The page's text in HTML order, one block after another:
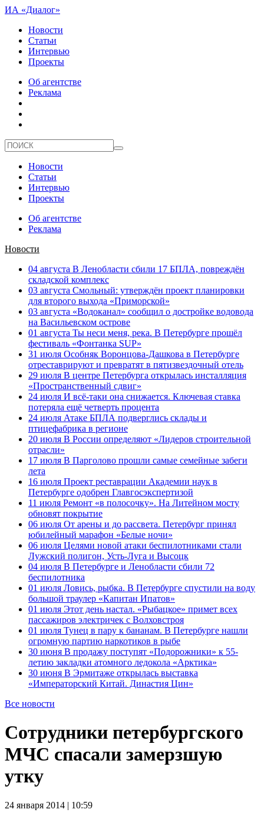
ИА «Диалог»
Новости
Статьи
Интервью
Проекты
Об агентстве
Реклама
Новости
Статьи
Интервью
Проекты
Об агентстве
Реклама
Новости
04 августа В Ленобласти сбили 17 БПЛА, повреждён
складской комплекс
03 августа Смольный: утверждён проект планировки
для второго выхода «Приморской»
03 августа «Водоканал» сообщил о достройке водовода
на Васильевском острове
01 августа Ты неси меня, река. В Петербурге прошёл
фестиваль «Фонтанка SUP»
31 июля Особняк Воронцова-Дашкова в Петербурге
отреставрируют и превратят в пятизвездочный отель
29 июля В центре Петербурга открылась инсталляция
«Пространственный сдвиг»
24 июля И всё-таки она снижается. Ключевая ставка
потеряла ещё четверть процента
24 июля Атаке БПЛА подверглись склады и
птицефабрика в регионе
20 июля В России определяют «Лидеров строительной
отрасли»
17 июля В Парголово прошли самые семейные забеги
лета
16 июля Проект реставрации Академии наук в
Петербурге одобрен Главгосэкспертизой
11 июля Ремонт «в полосочку». На Литейном мосту
обновят покрытие
06 июля От арены и до рассвета. Петербург принял
юбилейный марафон «Белые ночи»
06 июля Целями новой атаки беспилотниками стали
Лужский полигон, Усть-Луга и Высоцк
04 июля В Петербурге и Ленобласти сбили 72
беспилотника
01 июля Ловись, рыбка. В Петербурге спустили на воду
большой траулер «Капитан Ипатов»
01 июля Этот день настал. «Рыбацкое» примет всех
пассажиров электричек с Волховстроя
01 июля Тунец в пару к бананам. В Петербурге нашли
огромную партию наркотиков в рыбе
30 июня В продажу поступят «Подорожники» к 55-
летию закладки атомного ледокола «Арктика»
30 июня В Эрмитаже открылась выставка
«Императорский Китай. Династия Цин»
Все новости
Сотрудники петербургского
МЧС спасали замерзшую
утку
24 января 2014 | 10:59